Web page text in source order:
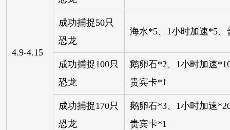
4.9-4.15
成功捕捉50只
恐龙
海水*5、1小时加速*5、
成功捕捉100只
恐龙
鹅卵石*2、1小时加速
贵宾卡*1
成功捕捉170只
恐龙
鹅卵石*3、1小时加速
贵宾卡*1